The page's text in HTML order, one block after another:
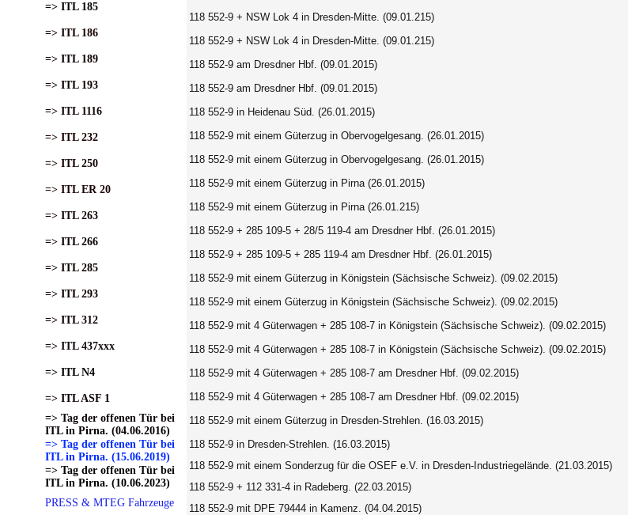
=> ITL 185
=> ITL 186
=> ITL 189
=> ITL 193
=> ITL 1116
=> ITL 232
=> ITL 250
=> ITL ER 20
=> ITL 263
=> ITL 266
=> ITL 285
=> ITL 293
=> ITL 312
=> ITL 437xxx
=> ITL N4
=> ITL ASF 1
=> Tag der offenen Tür bei
ITL in Pirna. (04.06.2016)
=> Tag der offenen Tür bei
ITL in Pirna. (15.06.2019)
=> Tag der offenen Tür bei
ITL in Pirna. (10.06.2023)
PRESS & MTEG Fahrzeuge
118 552-9 + NSW Lok 4 in Dresden-Mitte. (09.01.215)
118 552-9 + NSW Lok 4 in Dresden-Mitte. (09.01.215)
118 552-9 am Dresdner Hbf. (09.01.2015)
118 552-9 am Dresdner Hbf. (09.01.2015)
118 552-9 in Heidenau Süd. (26.01.2015)
118 552-9 mit einem Güterzug in Obervogelgesang. (26.01.2015)
118 552-9 mit einem Güterzug in Obervogelgesang. (26.01.2015)
118 552-9 mit einem Güterzug in Pirna (26.01.2015)
118 552-9 mit einem Güterzug in Pirna (26.01.215)
118 552-9 + 285 109-5 + 28/5 119-4 am Dresdner Hbf. (26.01.2015)
118 552-9 + 285 109-5 + 285 119-4 am Dresdner Hbf. (26.01.2015)
118 552-9 mit einem Güterzug in Königstein (Sächsische Schweiz). (09.02.2015)
118 552-9 mit einem Güterzug in Königstein (Sächsische Schweiz). (09.02.2015)
118 552-9 mit 4 Güterwagen + 285 108-7 in Königstein (Sächsische Schweiz). (09.02.2015)
118 552-9 mit 4 Güterwagen + 285 108-7 in Königstein (Sächsische Schweiz). (09.02.2015)
118 552-9 mit 4 Güterwagen + 285 108-7 am Dresdner Hbf. (09.02.2015)
118 552-9 mit 4 Güterwagen + 285 108-7 am Dresdner Hbf. (09.02.2015)
118 552-9 mit einem Güterzug in Dresden-Strehlen. (16.03.2015)
118 552-9 in Dresden-Strehlen. (16.03.2015)
118 552-9 mit einem Sonderzug für die OSEF e.V. in Dresden-Industriegelände. (21.03.2015)
118 552-9 + 112 331-4 in Radeberg. (22.03.2015)
118 552-9 mit DPE 79444 in Kamenz. (04.04.2015)